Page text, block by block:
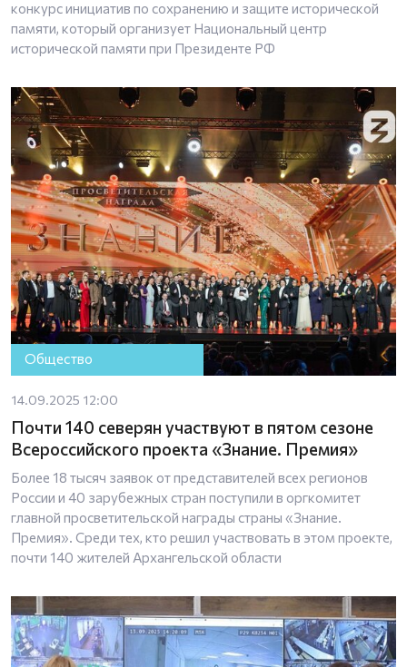
конкурс инициатив по сохранению и защите исторической
памяти, который организует Национальный центр
исторической памяти при Президенте РФ
Общество
14.09.2025 12:00
Почти 140 северян участвуют в пятом сезоне
Всероссийского проекта «Знание. Премия»
Более 18 тысяч заявок от представителей всех регионов
России и 40 зарубежных стран поступили в оргкомитет
главной просветительской награды страны «Знание.
Премия». Среди тех, кто решил участвовать в этом проекте,
почти 140 жителей Архангельской области